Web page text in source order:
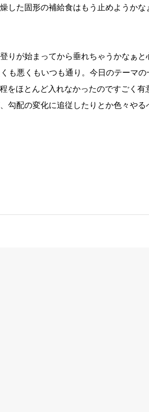
した固形の補給食はもう止めようかな
りが始まってから垂れちゃうかなぁ
も悪くもいつも通り。今日のテーマ
をほとんど入れなかったのですごく
勾配の変化に追従したりとか色々や